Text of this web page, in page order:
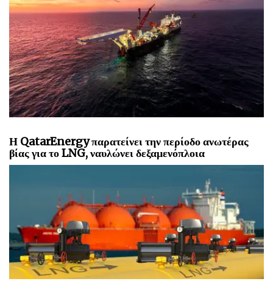
Η QatarEnergy παρατείνει την περίοδο ανωτέρας
βίας για το LNG, ναυλώνει δεξαμενόπλοια